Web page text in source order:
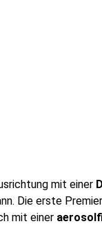
mit einer
Die erste
mit einer